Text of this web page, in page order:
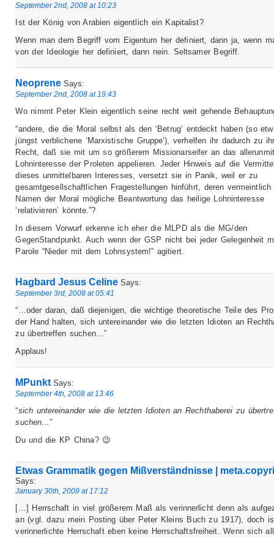
September 2nd, 2008 at 10:23
Ist der König von Arabien eigentlich ein Kapitalist?
Wenn man dem Begriff vom Eigentum her definiert, dann ja, wenn
von der Ideologie her definiert, dann nein. Seltsamer Begriff.
Neoprene Says:
September 2nd, 2008 at 19:43
Wo nimmt Peter Klein eigentlich seine recht weit gehende
“andere, die die Moral selbst als den ‘Betrug’ entdeckt haben (so
jüngst verblichene ‘Marxistische Gruppe’), verhelfen ihr dadurch zu
Recht, daß sie mit um so größerem Missionarseifer an das
Lohninteresse der Proleten appelieren. Jeder Hinweis auf die
dieses unmittelbaren Interesses, versetzt sie in Panik, weil er zu
gesamtgesellschaftlichen Fragestellungen hinführt, deren
Namen der Moral mögliche Beantwortung das heilige Lohninteresse
‘relativieren’ könnte.”?
In diesem Vorwurf erkenne ich eher die MLPD als die MG/den
GegenStandpunkt. Auch wenn der GSP nicht bei jeder Gelegenheit
Parole “Nieder mit dem Lohnsystem!” agitiert.
Hagbard Jesus Celine Says:
September 3rd, 2008 at 05:41
“…oder daran, daß diejenigen, die wichtige theoretische Teile des
der Hand halten, sich untereinander wie die letzten Idioten an
zu übertreffen suchen…”
Applaus!
MPunkt Says:
September 4th, 2008 at 13:46
“sich untereinander wie die letzten Idioten an Rechthaberei zu
suchen…”
Du und die KP China? 😉
Etwas Grammatik gegen Mißverständnisse |
Says:
January 30th, 2009 at 17:12
[…] Herrschaft in viel größerem Maß als verinnerlicht denn als
an (vgl. dazu mein Posting über Peter Kleins Buch zu 1917), doch
verinnerlichte Herrschaft eben keine Herrschaftsfreiheit. Wenn sich